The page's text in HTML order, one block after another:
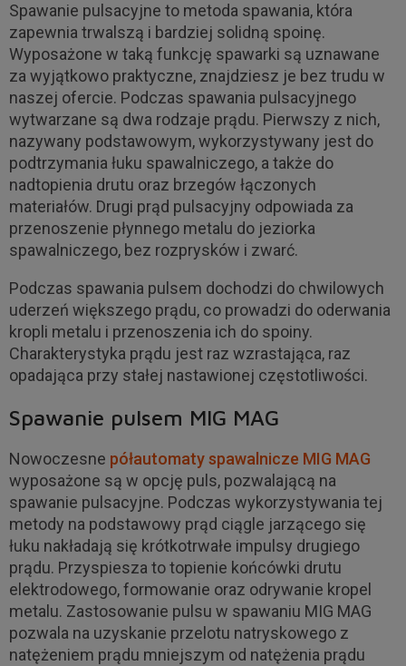
Spawanie pulsacyjne to metoda spawania, która
zapewnia trwalszą i bardziej solidną spoinę.
Wyposażone w taką funkcję spawarki są uznawane
za wyjątkowo praktyczne, znajdziesz je bez trudu w
naszej ofercie. Podczas spawania pulsacyjnego
wytwarzane są dwa rodzaje prądu. Pierwszy z nich,
nazywany podstawowym, wykorzystywany jest do
podtrzymania łuku spawalniczego, a także do
nadtopienia drutu oraz brzegów łączonych
materiałów. Drugi prąd pulsacyjny odpowiada za
przenoszenie płynnego metalu do jeziorka
spawalniczego, bez rozprysków i zwarć.
Podczas spawania pulsem dochodzi do chwilowych
uderzeń większego prądu, co prowadzi do oderwania
kropli metalu i przenoszenia ich do spoiny.
Charakterystyka prądu jest raz wzrastająca, raz
opadająca przy stałej nastawionej częstotliwości.
Spawanie pulsem MIG MAG
Nowoczesne półautomaty spawalnicze MIG MAG
wyposażone są w opcję puls, pozwalającą na
spawanie pulsacyjne. Podczas wykorzystywania tej
metody na podstawowy prąd ciągle jarzącego się
łuku nakładają się krótkotrwałe impulsy drugiego
prądu. Przyspiesza to topienie końcówki drutu
elektrodowego, formowanie oraz odrywanie kropel
metalu. Zastosowanie pulsu w spawaniu MIG MAG
pozwala na uzyskanie przelotu natryskowego z
natężeniem prądu mniejszym od natężenia prądu